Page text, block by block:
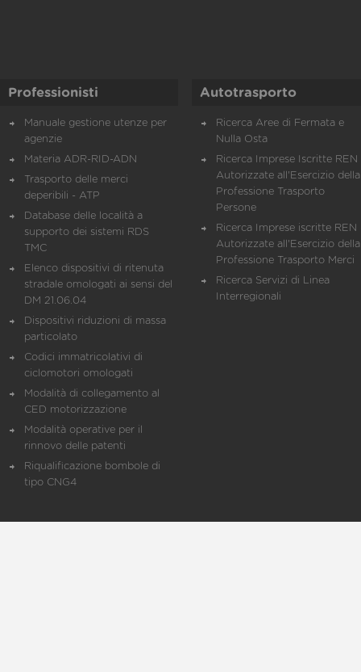
Professionisti
Manuale gestione utenze per
agenzie
Materia ADR-RID-ADN
Trasporto delle merci
deperibili - ATP
Database delle località a
supporto dei sistemi RDS
TMC
Elenco dispositivi di ritenuta
stradale omologati ai sensi del
DM 21.06.04
Dispositivi riduzioni di massa
particolato
Codici immatricolativi di
ciclomotori omologati
Modalità di collegamento al
CED motorizzazione
Modalità operative per il
rinnovo delle patenti
Riqualificazione bombole di
tipo CNG4
Autotrasporto
Ricerca Aree di Fermata e
Nulla Osta
Ricerca Imprese Iscritte REN
Autorizzate all'Esercizio della
Professione Trasporto
Persone
Ricerca Imprese iscritte REN
Autorizzate all'Esercizio della
Professione Trasporto Merci
Ricerca Servizi di Linea
Interregionali